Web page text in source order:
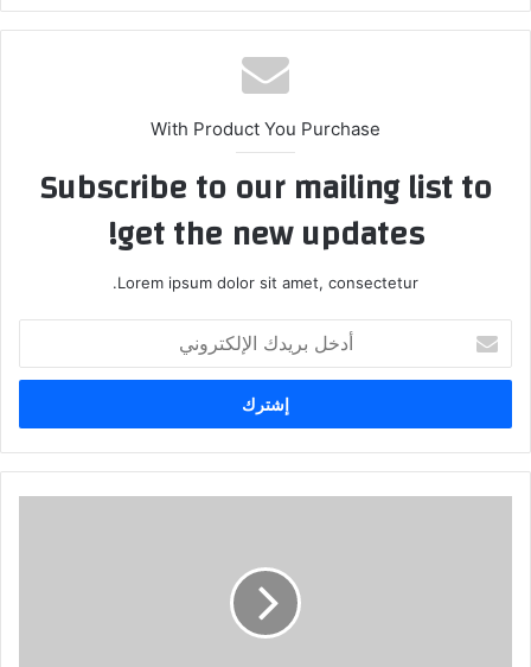
With Product You Purchase
Subscribe to our mailing list to
get the new updates!
Lorem ipsum dolor sit amet, consectetur.
بريدك
الإلكتروني